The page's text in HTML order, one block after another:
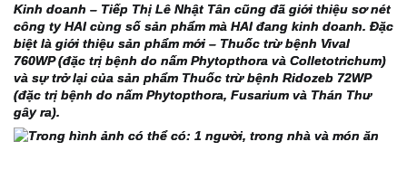
Kinh doanh – Tiếp Thị Lê Nhật Tân cũng đã giới thiệu sơ nét
công ty HAI cùng số sản phẩm mà HAI đang kinh doanh. Đặc
biệt là giới thiệu sản phẩm mới – Thuốc trừ bệnh Vival
760WP (đặc trị bệnh do nấm Phytopthora và Colletotrichum)
và sự trở lại của sản phẩm Thuốc trừ bệnh Ridozeb 72WP
(đặc trị bệnh do nấm Phytopthora, Fusarium và Thán Thư
gây ra).